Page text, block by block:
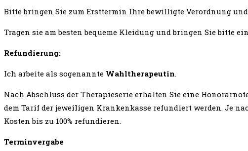
Bitte bringen Sie zum Ersttermin Ihre bewilligte Verordnung
Tragen sie am besten bequeme Kleidung und bringen Sie bitte
Refundierung:
Ich arbeite als sogenannte Wahltherapeutin.
Nach Abschluss der Therapieserie erhalten Sie eine
dem Tarif der jeweiligen Krankenkasse refundiert werden. Je
Kosten bis zu 100% refundieren.
Terminvergabe